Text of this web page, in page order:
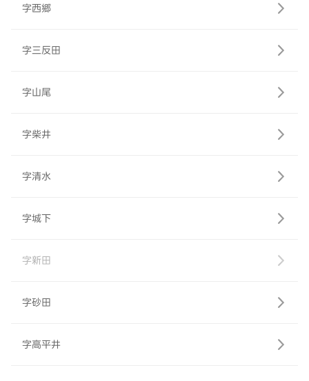
字西郷
字三反田
字山尾
字柴井
字清水
字城下
字新田
字砂田
字高平井